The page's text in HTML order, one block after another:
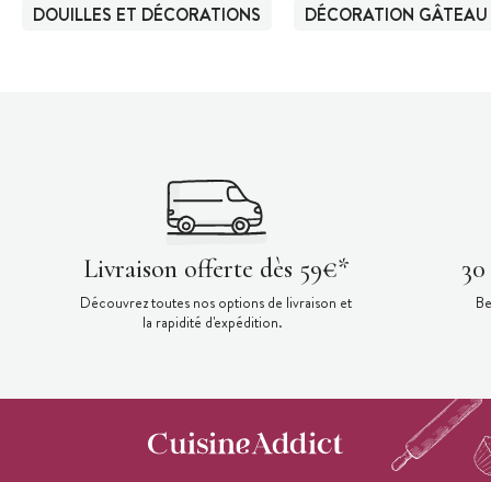
DOUILLES ET DÉCORATIONS DÉCORATION GÂTEAU
Livraison offerte dès 59€*
Découvrez toutes nos options de livraison et
la rapidité d'expédition.